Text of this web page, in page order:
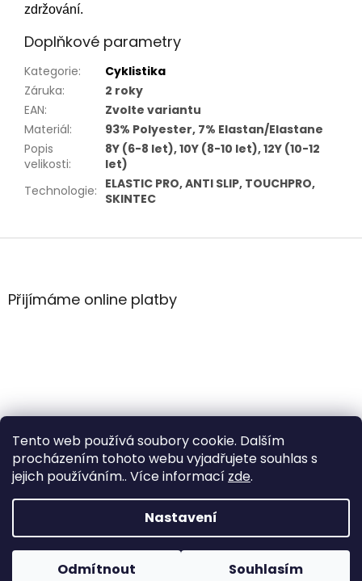
Tento web používá soubory cookie. Dalším
procházením tohoto webu vyjadřujete souhlas s
jejich používáním.. Více informací zde.
Nastavení
Odmítnout Souhlasím
zdržování.
Doplňkové parametry
Kategorie:
Cyklistika
Záruka:
2 roky
EAN:
Zvolte variantu
Materiál:
93% Polyester, 7% Elastan/Elastane
Popis
velikosti:
8Y (6-8 let), 10Y (8-10 let), 12Y (10-12
let)
Technologie: ELASTIC PRO, ANTI SLIP, TOUCHPRO,
SKINTEC
Z
aPřijímáme online platby
Vytvořil Shoptet
Copyright 2026WintersportHK. Všechna práva